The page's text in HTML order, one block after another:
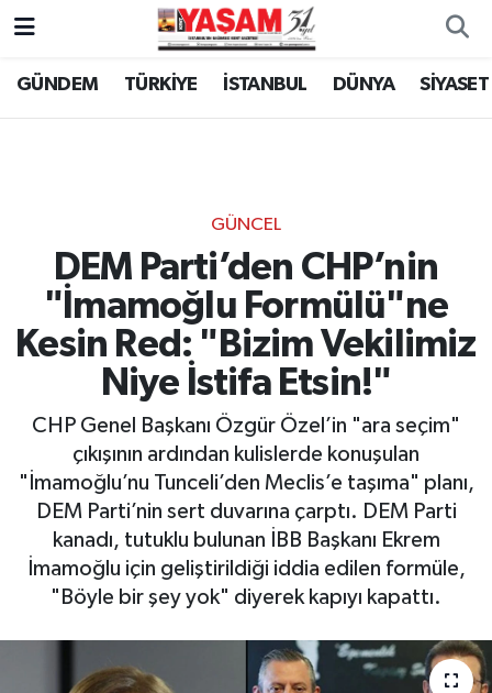
GÜNDEM TÜRKİYE İSTANBUL DÜNYA SİYASET
GÜNCEL
DEM Parti’den CHP’nin
"İmamoğlu Formülü"ne
Kesin Red: "Bizim Vekilimiz
Niye İstifa Etsin!"
CHP Genel Başkanı Özgür Özel’in "ara seçim"
çıkışının ardından kulislerde konuşulan
"İmamoğlu’nu Tunceli’den Meclis’e taşıma" planı,
DEM Parti’nin sert duvarına çarptı. DEM Parti
kanadı, tutuklu bulunan İBB Başkanı Ekrem
İmamoğlu için geliştirildiği iddia edilen formüle,
"Böyle bir şey yok" diyerek kapıyı kapattı.